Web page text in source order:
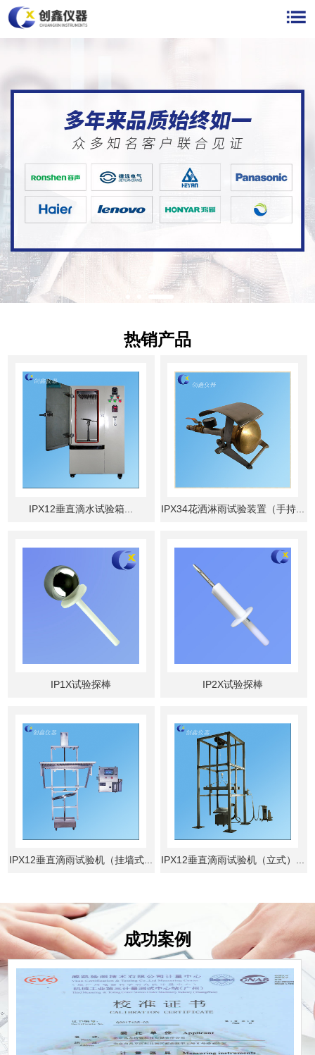
热销产品
IPX12垂直滴水试验箱... IPX34花洒淋雨试验装置（手持...
IP1X试验探棒 IP2X试验探棒
IPX12垂直滴雨试验机（挂墙式... IPX12垂直滴雨试验机（立式）...
成功案例